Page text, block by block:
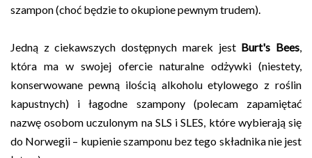
szampon (choć będzie to okupione pewnym trudem).
Jedną z ciekawszych dostępnych marek jest Burt's Bees,
która ma w swojej ofercie naturalne odżywki (niestety,
konserwowane pewną ilością alkoholu etylowego z roślin
kapustnych) i łagodne szampony (polecam zapamiętać
nazwę osobom uczulonym na SLS i SLES, które wybierają się
do Norwegii – kupienie szamponu bez tego składnika nie jest